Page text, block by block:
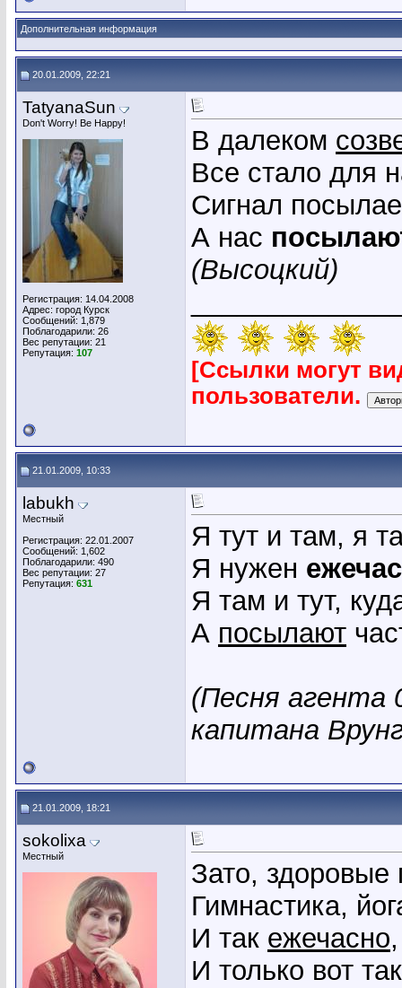
Дополнительная информация
20.01.2009, 22:21
TatyanaSun
Don't Worry! Be Happy!
Регистрация: 14.04.2008
Адрес: город Курск
Сообщений: 1,879
Поблагодарили: 26
Вес репутации: 21
Репутация: 107
В далеком
Все стало для
Сигнал
А нас
(Высоцкий)
[Ссылки могут
пользователи.
21.01.2009, 10:33
labukh
Местный
Регистрация: 22.01.2007
Сообщений: 1,602
Поблагодарили: 490
Вес репутации: 27
Репутация: 631
Я тут и там, я
Я нужен
Я там и тут,
А посылают
(Песня агента
капитана
21.01.2009, 18:21
sokolixa
Местный
Зато,
Гимнастика,
И так ежечасно
И только вот